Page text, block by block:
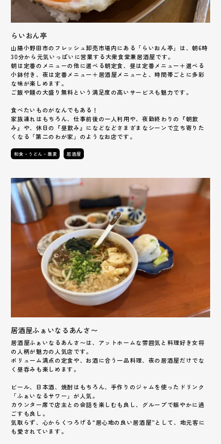
らいおん亭
山陽小野田市のフレッシュ卸売市場内にある「らいおん亭」は、朝6時
30分から元気いっぱいに営業する大衆食堂兼居酒屋です。
朝は定番のメニューの他に選べる朝定食、昼は定番メニュー＋選べる
小鉢付き、夜は定番メニュー＋居酒屋メニューと、時間帯ごとに多彩
な味が楽しめます。
ご飯や麺の大盛り無料という満足度の高いサービスも魅力です。
食べたいものがなんでもある！
家族連れはもちろん、仕事前後の一人利用や、夜勤終わりの『朝飲
み』や、休日の『昼飲み』になどなどさまざまなシーンで立ち寄りた
くなる「第二のわが家」のようなお店です。
和食・うどん・蕎麦 居酒屋
居酒屋ふぁいなるあんさ〜
居酒屋ふぁいなるあんさ〜は、アットホームな雰囲気と料理好き女将
の人柄が魅力の人気店です。
ボリューム満点の定食や、お酒に合う一品料理、夜の居酒屋だけでな
く昼呑みも楽しめます。
ビール、日本酒、焼酎はもちろん、手作りのジャムを使ったドリンク
「ふぁいなるサワー」が人気。
カウンター席で店主との会話を楽しむも良し、グループで賑やかに過
ごすも良し。
気取らず、心からくつろげる“居心地の良い居酒屋”として、地元客に
も愛されています。